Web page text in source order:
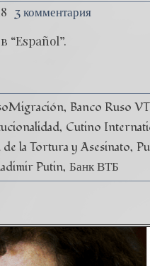
3 комментария
“Español”.
Banco Ruso
Cutino
la Tortura y Asesinato
Putin Банк ВТБ